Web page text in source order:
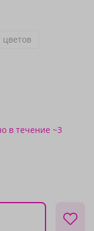
цветов
в течение ~3